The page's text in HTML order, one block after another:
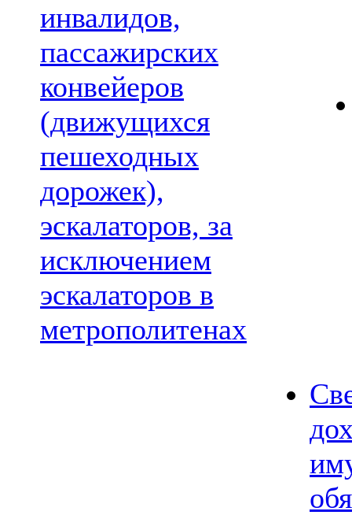
инвалидов,
пассажирских
конвейеров
(движущихся
пешеходных
дорожек),
эскалаторов, за
исключением
эскалаторов в
метрополитенах